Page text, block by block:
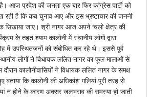
आज प्रदेश की जनता एक बार फिर कांग्रेस पार्टी को
रही है कि कब चुनाव आए और इस भ्रष्टाचार की जननी
सिखाया जाए। श्री नागर आज अपने ‘चलो क्षेत्र की
के तहत श्याम कालोनी में स्थानीय लोगों द्वारा
में उपस्थितजनों को संबोधित कर रहे थे। इससे पूर्व
लोगों ने विधायक ललित नागर का फूल मालाओं से
कालोनीवासियों ने विधायक ललित नागर के समक्ष
कि कालोनी की अधिकांश गलियां पूरी तरह से
न होने के कारण अक्सर जलभराव की समस्या हो जाती